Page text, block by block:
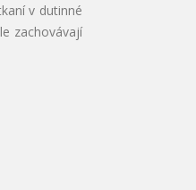
v dutinné
zachovávají